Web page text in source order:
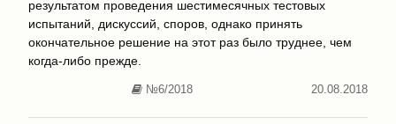
результатом проведения шестимесячных тестовых
испытаний, дискуссий, споров, однако принять
окончательное решение на этот раз было труднее, чем
когда-либо прежде.
№6/2018 20.08.2018